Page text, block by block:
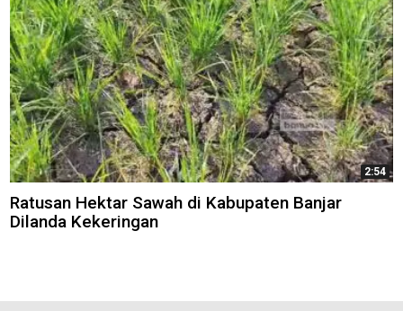
2:54
Ratusan Hektar Sawah di Kabupaten Banjar
Dilanda Kekeringan